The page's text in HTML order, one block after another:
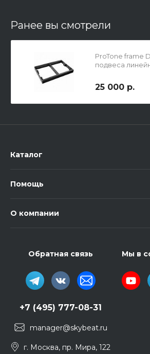
Ранее вы смотрели
ProTone frame
подвеса
25 000 р.
Каталог
Помощь
О компании
Обратная связь
+7 (495) 777-08-31
manager@skybeat.ru
г. Москва, пр. Мира, 122
Мы в